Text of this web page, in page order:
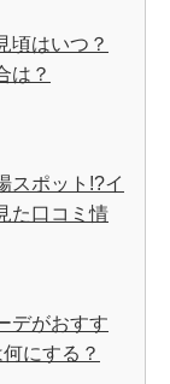
頃はいつ？
は？
スポット!?イ
た口コミ情
デがおすす
にする？